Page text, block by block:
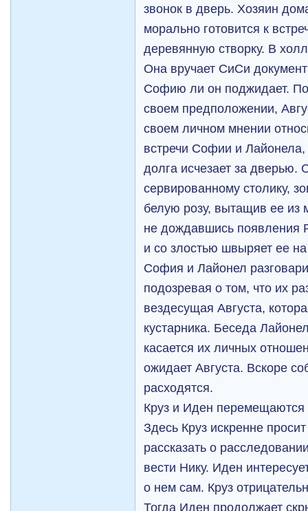
звонок в дверь. Хозяин
морально готовится к
деревянную створку. В
Она вручает СиСи
Софию ли он поджидает.
своем предположении,
своем личном мнении
встречи Софии и
долга исчезает за дверью.
сервированному столику,
белую розу, вытащив ее из
не дождавшись появления
и со злостью швыряет ее
София и Лайонел
подозревая о том, что их
вездесущая Августа,
кустарника. Беседа
касается их личных
ожидает Августа. Вскоре
расходятся.
Круз и Иден
Здесь Круз искренне
рассказать о
вести Нику. Иден
о нем сам. Круз
Тогда Иден продолжает